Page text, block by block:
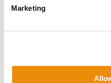
Marketing
Czy chcesz